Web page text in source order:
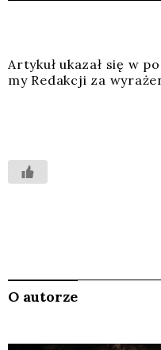
Arty­kuł uka­zał się w
my Redak­cji za
O autorze